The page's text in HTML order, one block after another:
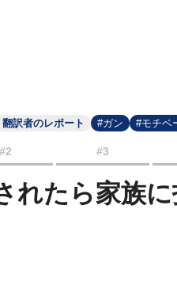
翻訳者のレポート #ガン #モチベ
#2 #3
れたら家族